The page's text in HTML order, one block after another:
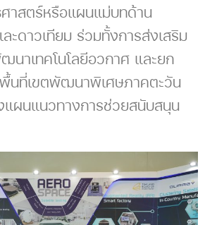
าสตร์หรือแผนแม่บทด้าน
ะดาวเทียม ร่วมทั้งการส่งเสริม
นาเทคโนโลยีอวกาศ และยก
นที่เขตพัฒนาพิเศษภาคตะวัน
แผนแนวทางการช่วยสนับสนุน